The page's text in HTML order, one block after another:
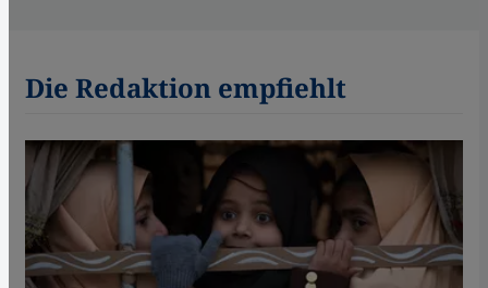
Die Redaktion empfiehlt